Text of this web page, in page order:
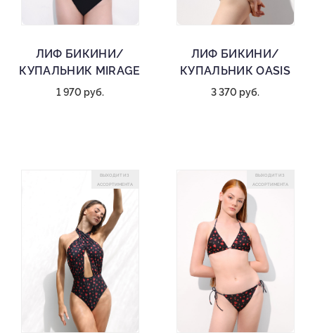
ЛИФ БИКИНИ/
КУПАЛЬНИК MIRAGE
1 970 руб.
ЛИФ БИКИНИ/
КУПАЛЬНИК OASIS
3 370 руб.
ВЫХОДИТ ИЗ
АССОРТИМЕНТА
ВЫХОДИТ ИЗ
АССОРТИМЕНТА